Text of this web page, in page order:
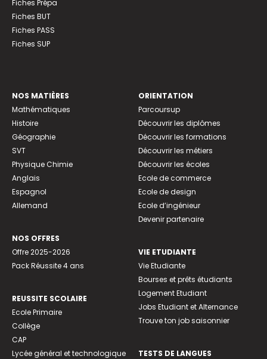
Fiches Prépa
Fiches BUT
Fiches PASS
Fiches SUP
NOS MATIÈRES
Mathématiques
Histoire
Géographie
SVT
Physique Chimie
Anglais
Espagnol
Allemand
NOS OFFRES
Offre 2025-2026
Pack Réussite 4 ans
REUSSITE SCOLAIRE
Ecole Primaire
Collège
CAP
Lycée général et technologique
ORIENTATION
Parcoursup
Découvrir les diplômes
Découvrir les formations
Découvrir les métiers
Découvrir les écoles
Ecole de commerce
Ecole de design
Ecole d’ingénieur
Devenir partenaire
VIE ETUDIANTE
Vie Etudiante
Bourses et prêts étudiants
Logement Etudiant
Jobs Etudiant et Alternance
Trouve ton job saisonnier
TESTS DE LANGUES